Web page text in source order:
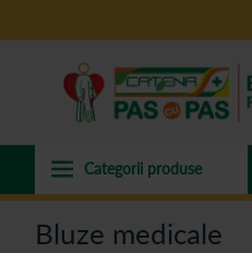
Bluze medicale